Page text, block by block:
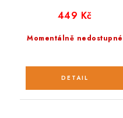
Momentálně nedostupné
449 Kč